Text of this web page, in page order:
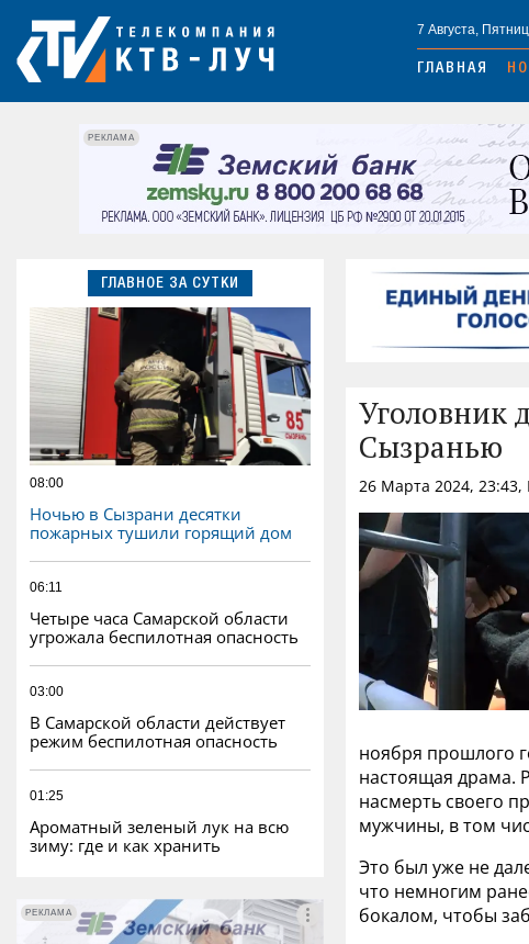
7 Августа,
ГЛАВНАЯ
РЕКЛАМА
ГЛАВНОЕ ЗА СУТКИ
08:00
Ночью в Сызрани десятки
пожарных тушили горящий дом
06:11
Четыре часа Самарской области
угрожала беспилотная опасность
03:00
В Самарской области действует
режим беспилотная опасность
01:25
Ароматный зеленый лук на всю
зиму: где и как хранить
РЕКЛАМА
РЕКЛАМА
Уголовник
Сызранью
26 Марта 2024,
ноября прошлого
настоящая драма.
насмерть своего
мужчины, в том
Это был уже не
что немногим
бокалом, чтобы